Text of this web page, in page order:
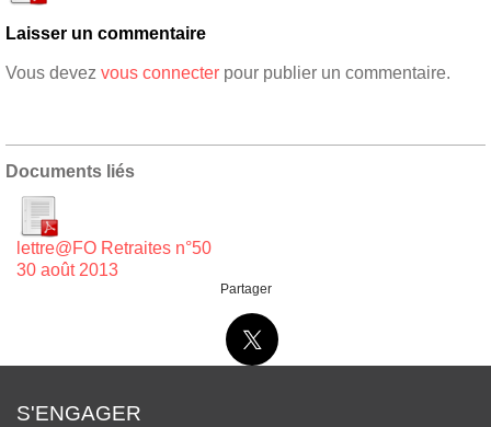
Laisser un commentaire
Vous devez vous connecter pour publier un commentaire.
Documents liés
lettre@FO Retraites n°50
30 août 2013
Partager
S'ENGAGER